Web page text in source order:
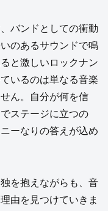
バンドとしての衝動
のあるサウンドで鳴
と激しいロックナン
いるのは単なる音楽
ん。自分が何を信
ステージに立つの
ーなりの答えが込め
を抱えながらも、音
由を見つけていきま